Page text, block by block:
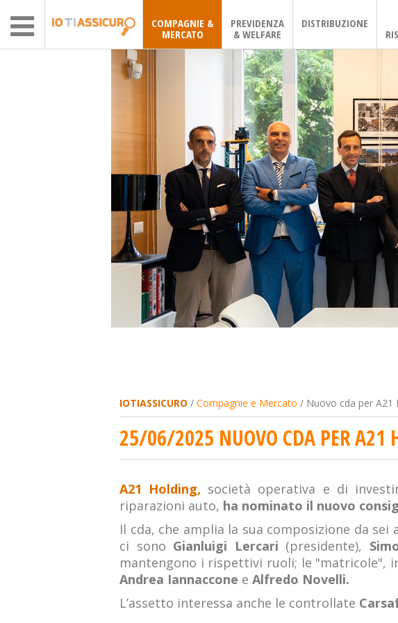
COMPAGNIE &
MERCATO
PREVIDENZA
& WELFARE
DISTRIBUZIONE
IOTIASSICURO / Compagnie e Mercato / Nuovo cda per A21
25/06/2025 NUOVO CDA PER A21
A21 Holding, società operativa e di
riparazioni auto, ha nominato il nuovo
Il cda, che amplia la sua composizione da
ci sono Gianluigi Lercari (presidente),
mantengono i rispettivi ruoli; le "matricole",
Andrea Iannaccone e Alfredo Novelli.
L’assetto interessa anche le controllate